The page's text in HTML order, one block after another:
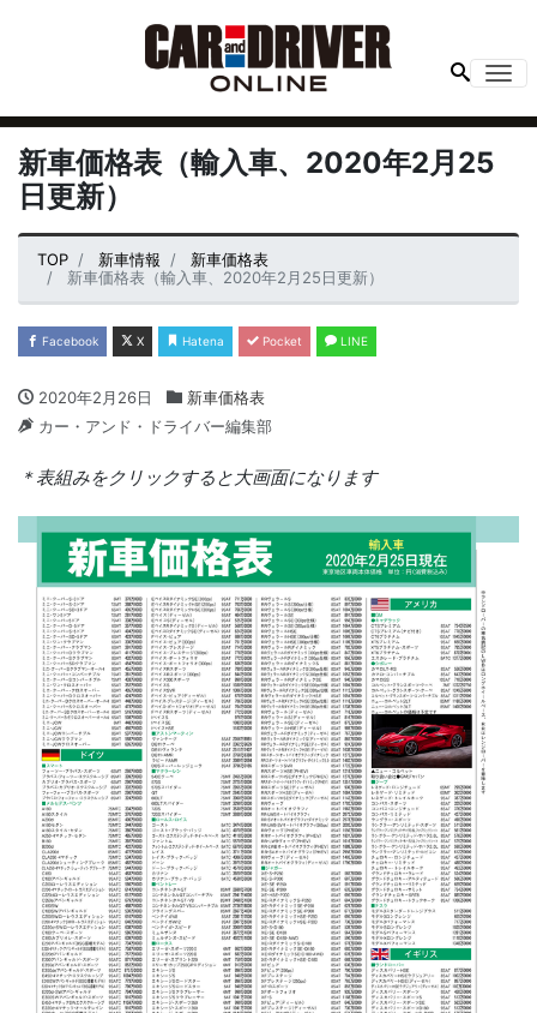
新車価格表（輸入車、2020年2月25
日更新）
TOP 新車情報
新車価格表
新車価格表（輸入車、2020年2月25日更新）
Facebook X Hatena Pocket LINE
2020年2月26日
新車価格表
カー・アンド・ドライバー編集部
＊表組みをクリックすると大画面になります